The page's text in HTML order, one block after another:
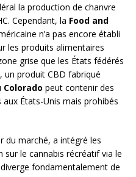
la production de chanvre
Cependant, la Food and
n’a pas encore établi
les produits alimentaires
grise que les États fédérés
un produit CBD fabriqué
Colorado peut contenir des
États-Unis mais prohibés
du marché, a intégré les
sur le cannabis récréatif via le
fondamentalement de